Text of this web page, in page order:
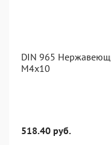
DIN 965
М4x10
518.40 руб.